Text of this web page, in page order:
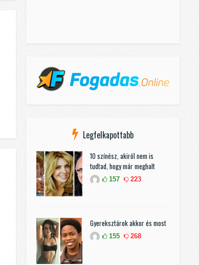
Legfelkapottabb
10 színész, akiről nem is
tudtad, hogy már meghalt
157 223
Gyereksztárok akkor és most
155 268